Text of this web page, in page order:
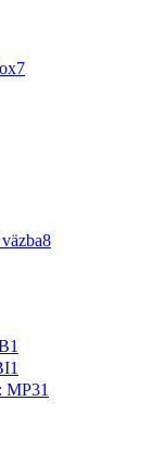
7
8
1
1
MP31